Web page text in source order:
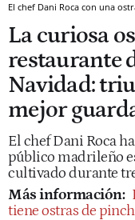
El chef Dani Roca con una
La curiosa
restaurante
Navidad:
mejor
El chef Dani Roca
público madrileño
cultivado durante
Más información:
tiene ostras de